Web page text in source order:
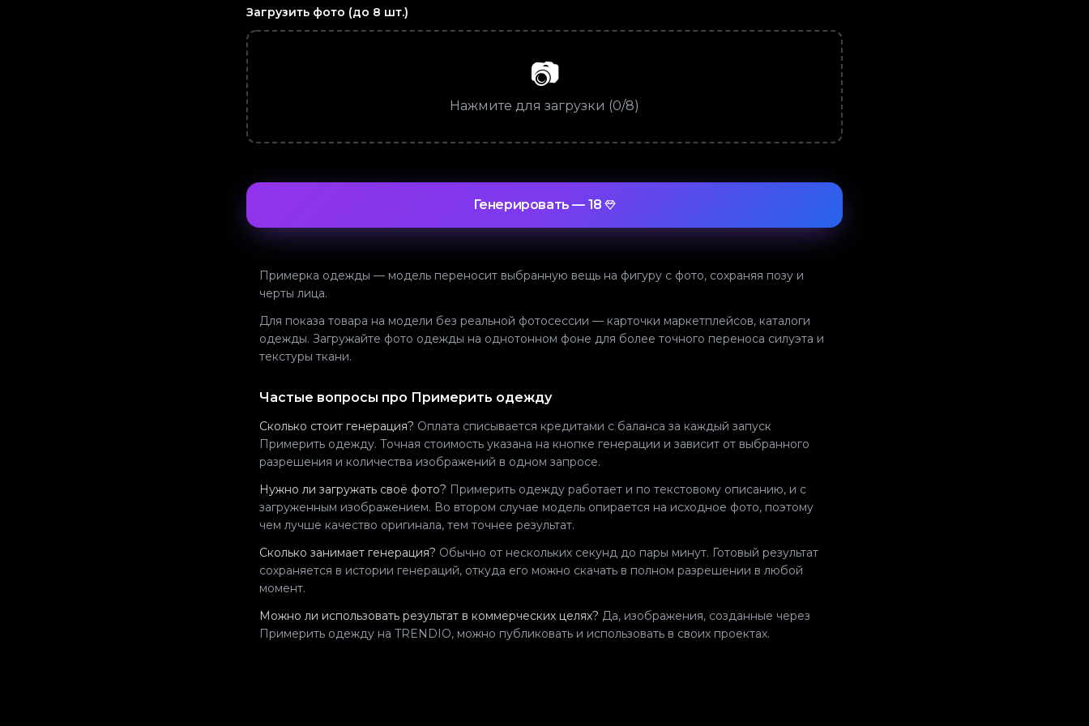
Загрузить фото (до 8 шт.)
📷
Нажмите для загрузки (0/8)
Генерировать — 18
Примерка одежды — модель переносит выбранную вещь на фигуру с фото, сохраняя позу и
черты лица.
Для показа товара на модели без реальной фотосессии — карточки маркетплейсов, каталоги
одежды. Загружайте фото одежды на однотонном фоне для более точного переноса силуэта и
текстуры ткани.
Частые вопросы про Примерить одежду
Сколько стоит генерация? Оплата списывается кредитами с баланса за каждый запуск
Примерить одежду. Точная стоимость указана на кнопке генерации и зависит от выбранного
разрешения и количества изображений в одном запросе.
Нужно ли загружать своё фото? Примерить одежду работает и по текстовому описанию, и с
загруженным изображением. Во втором случае модель опирается на исходное фото, поэтому
чем лучше качество оригинала, тем точнее результат.
Сколько занимает генерация? Обычно от нескольких секунд до пары минут. Готовый результат
сохраняется в истории генераций, откуда его можно скачать в полном разрешении в любой
момент.
Можно ли использовать результат в коммерческих целях? Да, изображения, созданные через
Примерить одежду на TRENDIO, можно публиковать и использовать в своих проектах.